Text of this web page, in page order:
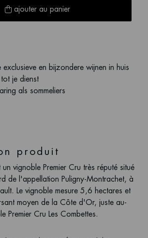
ajouter au panier
en bijzondere wijnen in huis
tot je dienst
als sommeliers
produit
vignoble Premier Cru très réputé situé
de l'appellation Puligny-Montrachet, à
Le vignoble mesure 5,6 hectares et
moyen de la Côte d'Or, juste au-
Premier Cru Les Combettes.